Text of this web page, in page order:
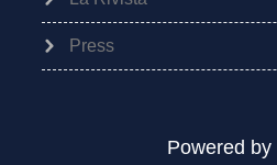
Press
Powered by